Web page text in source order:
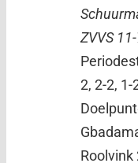
ZVVS
2, 2-2, 1-
Roolvink